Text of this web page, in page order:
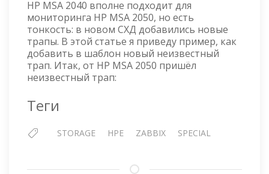
ДЛЯ
HP
MSA
2050
HP MSA 2040 вполне подходит для
мониторинга HP MSA 2050, но есть
тонкость: в новом СХД добавились новые
трапы. В этой статье я приведу пример, как
добавить в шаблон новый неизвестный
трап. Итак, от HP MSA 2050 пришёл
неизвестный трап:
Теги
STORAGE HPE ZABBIX SPECIAL